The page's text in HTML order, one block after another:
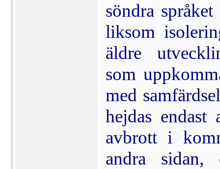
söndra
liksom
äldre
som
med
hejdas endast
avbrott i
andra sidan,